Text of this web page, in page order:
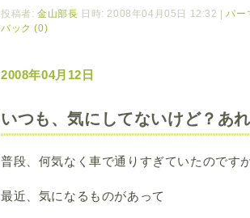
投稿者:金山部長 日時: 2008年04月05日 12:32
パー
バック (0)
2008年04月12日
いつも、気にしてないけど？あ
普段、何気なく車で通りすぎていたのです
最近、気になるものがあって